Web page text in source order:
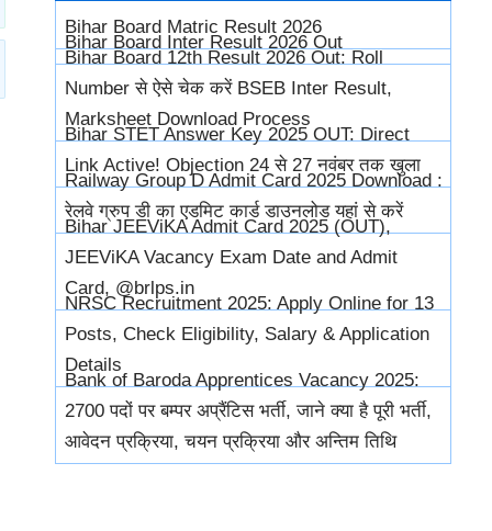
Bihar Board Matric Result 2026
Bihar Board Inter Result 2026 Out
Bihar Board 12th Result 2026 Out: Roll
Number से ऐसे चेक करें BSEB Inter Result,
Marksheet Download Process
Bihar STET Answer Key 2025 OUT: Direct
Link Active! Objection 24 से 27 नवंबर तक खुला
Railway Group D Admit Card 2025 Download :
रेलवे ग्रुप डी का एडमिट कार्ड डाउनलोड यहां से करें
Bihar JEEViKA Admit Card 2025 (OUT),
JEEViKA Vacancy Exam Date and Admit
Card, @brlps.in
NRSC Recruitment 2025: Apply Online for 13
Posts, Check Eligibility, Salary & Application
Details
Bank of Baroda Apprentices Vacancy 2025:
2700 पदों पर बम्पर अप्रैंटिस भर्ती, जाने क्या है पूरी भर्ती,
आवेदन प्रक्रिया, चयन प्रक्रिया और अन्तिम तिथि